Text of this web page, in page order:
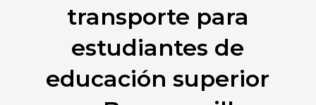
transporte para
estudiantes de
educación superior